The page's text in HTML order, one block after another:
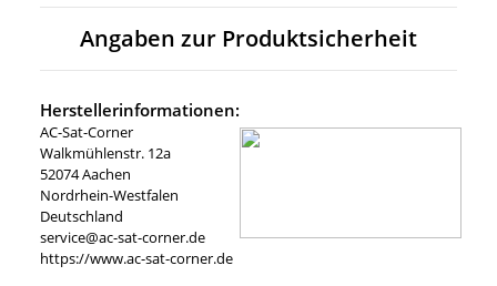
Angaben zur Produktsicherheit
Herstellerinformationen:
AC-Sat-Corner
Walkmühlenstr. 12a
52074 Aachen
Nordrhein-Westfalen
Deutschland
service@ac-sat-corner.de
https://www.ac-sat-corner.de